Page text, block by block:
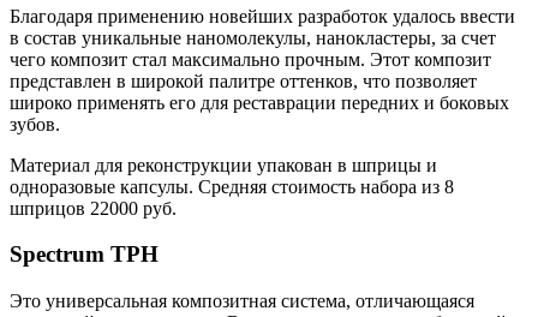
Благодаря применению новейших разработок удалось ввести
в состав уникальные наномолекулы, нанокластеры, за счет
чего композит стал максимально прочным. Этот композит
представлен в широкой палитре оттенков, что позволяет
широко применять его для реставрации передних и боковых
зубов.
Материал для реконструкции упакован в шприцы и
одноразовые капсулы. Средняя стоимость набора из 8
шприцов 22000 руб.
Spectrum TPH
Это универсальная композитная система, отличающаяся